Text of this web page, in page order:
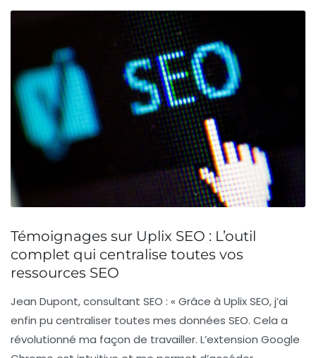
Témoignages sur Uplix SEO : L’outil
complet qui centralise toutes vos
ressources SEO
Jean Dupont, consultant SEO : « Grâce à Uplix SEO, j’ai
enfin pu centraliser toutes mes données SEO. Cela a
révolutionné ma façon de travailler. L’extension Google